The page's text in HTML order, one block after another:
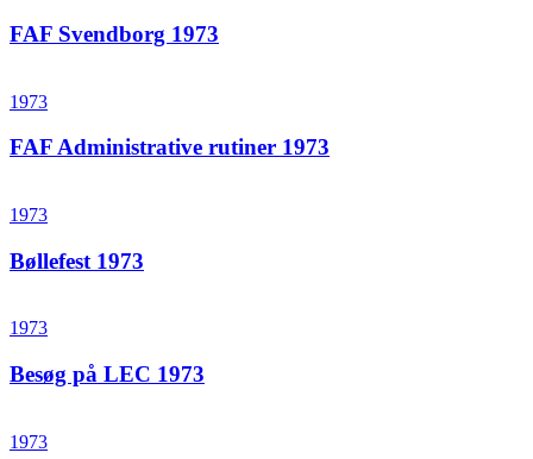
FAF Svendborg 1973
1973
FAF Administrative rutiner 1973
1973
Bøllefest 1973
1973
Besøg på LEC 1973
1973